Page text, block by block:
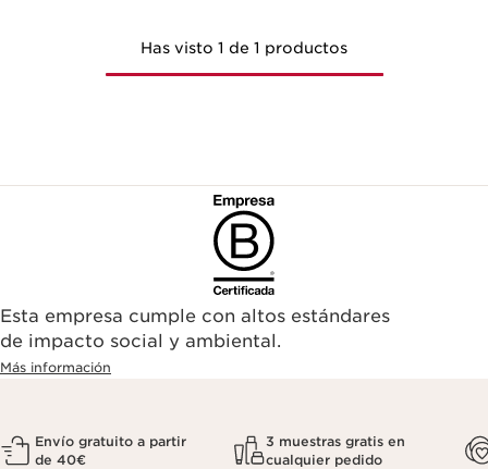
Has visto 1 de 1 productos
Esta empresa cumple con altos estándares
de impacto social y ambiental.
Más información
Envío gratuito a partir
de 40€
3 muestras gratis en
cualquier pedido